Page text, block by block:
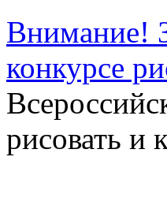
Внимание!
конкурсе
рисовать и